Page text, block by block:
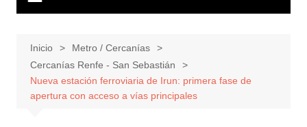
Inicio
Metro / Cercanías
Cercanías Renfe - San Sebastián
Nueva estación ferroviaria de Irun: primera fase de
apertura con acceso a vías principales